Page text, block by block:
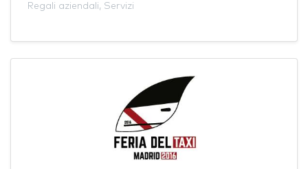
Regali aziendali, Servizi